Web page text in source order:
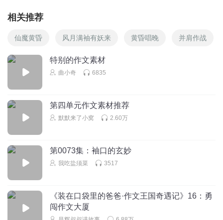
相关推荐
仙魔黄昏 风月满袖有妖来 黄昏唱晚 并肩作战
特别的作文素材
曲小奇 6835
第四单元作文素材推荐
默默来了小窝 2.60万
第0073集：袖口的玄妙
我吃盐须菜 3517
《装在口袋里的爸爸·作文王国奇遇记》16：勇
闯作文大厦